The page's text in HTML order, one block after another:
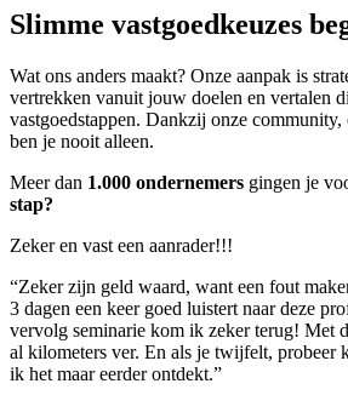
Slimme vastgoedkeuzes
Wat ons anders maakt? Onze aanpak is
vertrekken vanuit jouw doelen en vertalen
vastgoedstappen. Dankzij onze
ben je nooit alleen.
Meer dan 1.000 ondernemers gingen je
stap?
Zeker en vast een aanrader!!!
“Zeker zijn geld waard, want een fout
3 dagen een keer goed luistert naar deze
vervolg seminarie kom ik zeker terug! Met
al kilometers ver. En als je twijfelt, probeer
ik het maar eerder ontdekt.”